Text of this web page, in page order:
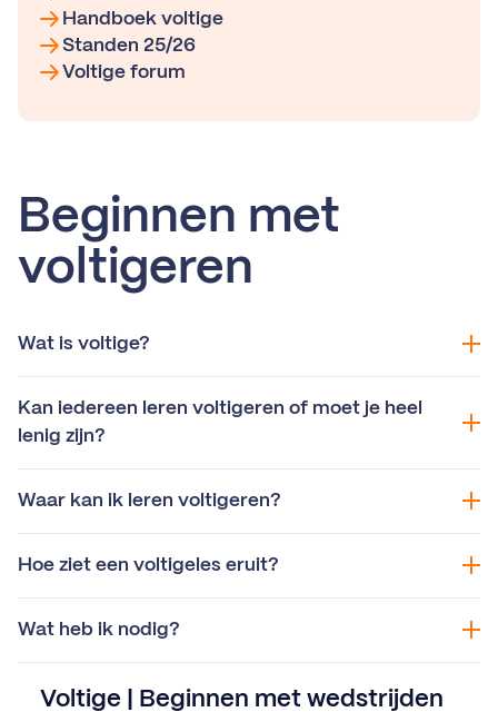
Handboek voltige
Standen 25/26
Voltige forum
Beginnen met
voltigeren
Wat is voltige?
Kan iedereen leren voltigeren of moet je heel
lenig zijn?
Waar kan ik leren voltigeren?
Hoe ziet een voltigeles eruit?
Wat heb ik nodig?
Voltige | Beginnen met wedstrijden